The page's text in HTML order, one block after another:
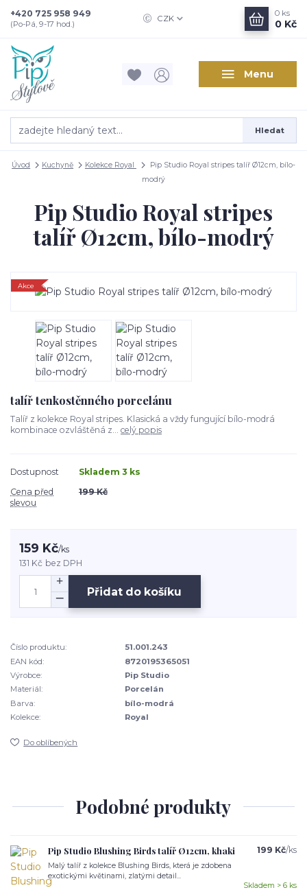
Menu
CZK
Hledat
+420 725 958 949
(Po-Pá, 9-17 hod.)
0 ks
0 Kč
Úvod Kuchyně Kolekce Royal
Pip Studio Royal stripes talíř Ø12cm, bílo-
modrý
Pip Studio Royal stripes
talíř Ø12cm, bílo-modrý
Akce
talíř tenkostěnného porcelánu
Talíř z kolekce Royal stripes. Klasická a vždy fungující bílo-modrá
kombinace ozvláštěná z... celý popis
Dostupnost
Skladem 3 ks
Cena před
slevou
199 Kč
159 Kč/ks
131 Kč bez DPH
Přidat do košíku
Číslo produktu:
51.001.243
EAN kód:
8720195365051
Výrobce:
Pip Studio
Materiál:
Porcelán
Barva:
bílo-modrá
Kolekce:
Royal
Do oblíbených
Podobné produkty
Pip Studio Blushing Birds talíř Ø12cm, khaki
Malý talíř z kolekce Blushing Birds, která je zdobena
exotickými květinami, zlatými detail...
199 Kč/ks
Skladem > 6 ks